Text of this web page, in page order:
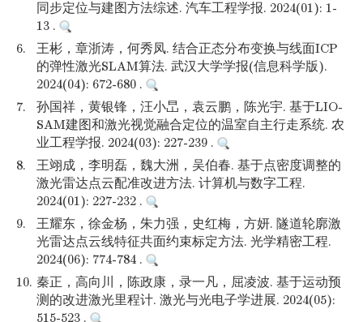
同步定位与建图方法综述. 汽车工程学报. 2024(01): 1-
13 .
6.
王彬，章浙涛，何秀凤. 结合正态分布变换与线面ICP
的弹性激光SLAM算法. 武汉大学学报(信息科学版).
2024(04): 672-680 .
7.
孙国祥，黄银锋，汪小旵，袁云鹏，陈光宇. 基于LIO-
SAM建图和激光视觉融合定位的温室自主行走系统. 农
业工程学报. 2024(03): 227-239 .
8.
王翊成，李明磊，魏大洲，吴伯春. 基于点密度调整的
激光雷达点云配准改进方法. 计算机与数字工程.
2024(01): 227-232 .
9.
王耀东，徐金杨，朱力强，史红梅，方妍. 隧道轮廓激
光雷达点云线特征共面约束标定方法. 光学精密工程.
2024(06): 774-784 .
10. 秦正，高向川，陈政康，录一凡，屈凌波. 基于运动预
测的改进激光里程计. 激光与光电子学进展. 2024(05):
515-523 .